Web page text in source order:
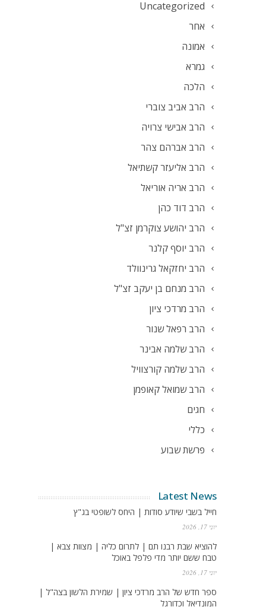
Uncategorized
אחר
אמונה
גמרא
הלכה
הרב אביב צוברי
הרב אבישי צרויה
הרב אברהם צהר
הרב אליעזר קשתיאל
הרב אריה אוריאל
הרב דוד כהן
הרב יהושע צוקרמן זצ"ל
הרב יוסף קלנר
הרב יחזקאל גרינוולד
הרב מנחם בן יעקב זצ"ל
הרב מרדכי ציון
הרב רפאל שנור
הרב שלמה אבינר
הרב שלמה קורצוויל
הרב שמואל קאופמן
חגים
כללי
פרשת שבוע
Latest News
חייל בשבי שיודע סודות | היחס לשופטי בג"ץ
יוני 17, 2026
להוציא שבת רבנו תם | לתרום כליה | מצוות צבא |
טבח ששם יותר מדי פלפל באוכל
יוני 17, 2026
ספר חדש של הרב מרדכי ציון | שמירת הלשון בצה"ל |
המונדיאל וכדורגל